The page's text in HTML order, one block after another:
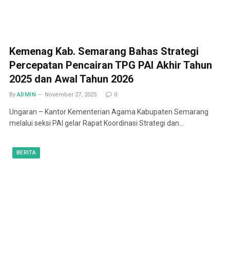
Kemenag Kab. Semarang Bahas Strategi
Percepatan Pencairan TPG PAI Akhir Tahun
2025 dan Awal Tahun 2026
By ADMIN November 27, 2025 0
Ungaran – Kantor Kementerian Agama Kabupaten Semarang
melalui seksi PAI gelar Rapat Koordinasi Strategi dan…
BERITA